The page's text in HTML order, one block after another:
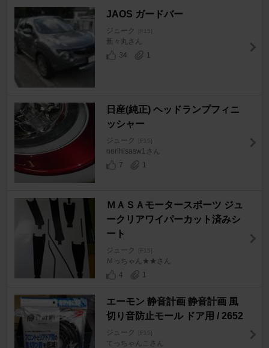
JAOS ガードバー
ジューク [F15]
新々丸さん
34
1
日産(純正) ヘッドランプフィニ
ッシャー
ジューク [F15]
norihisasw1さん
7
1
ＭＡＳＡモータースポーツ ジュ
ークリアワイパーカット済みシ
ート
ジューク [F15]
Ｍっちゃん★★さん
4
1
エーモン 静音計画 静音計画 風
切り音防止モール ドア用 / 2652
ジューク [F15]
てっちゃんこさん